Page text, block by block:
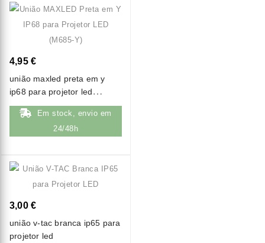
4,95 €
união maxled preta em y
ip68 para projetor led
(m685-y)
Em stock, envio em
24/48h
3,00 €
união v-tac branca ip65 para
projetor led